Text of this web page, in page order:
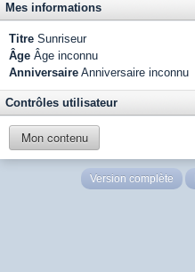
Mes informations
Titre Sunriseur
Âge Âge inconnu
Anniversaire Anniversaire inconnu
Contrôles utilisateur
Mon contenu
Version complète